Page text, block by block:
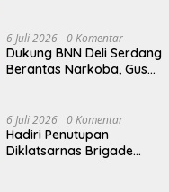
Madura Bersama
Pemerintah
6 Juli 2026 0 Komentar
Dukung BNN Deli Serdang
Berantas Narkoba, Gus
6 Juli 2026 0 Komentar
Hadiri Penutupan
Diklatsarnas Brigade